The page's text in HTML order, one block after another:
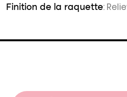
Finition de la raquette: